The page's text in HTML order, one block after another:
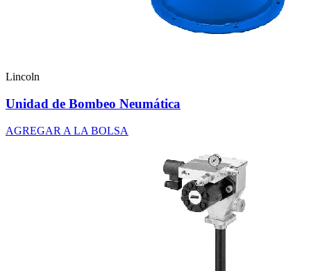
Lincoln
Unidad de Bombeo Neumática
AGREGAR A LA BOLSA